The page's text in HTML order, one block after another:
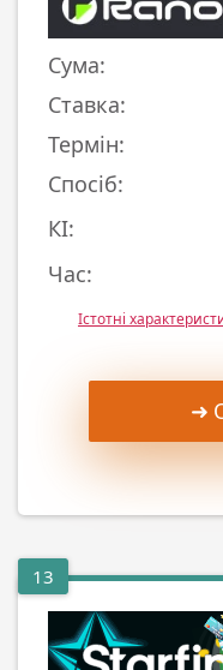
Сума:
Ставка:
Термін:
Спосіб:
КІ:
Час:
Істотні
➜
13